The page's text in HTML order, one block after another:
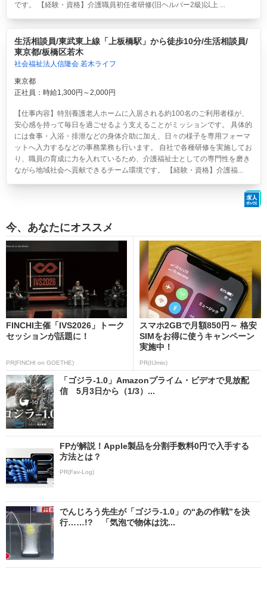
です。 【経験・資格】介護職員初任者研修(旧ヘルパー2級)以上 ...
生活相談員/東武東上線「上板橋駅」から徒歩10分/生活相談員/
東京都/板橋区若木
社会福祉法人信隆会 若木ライフ
東京都
正社員：時給1,300円～2,000円
【仕事内容】特別養護老人ホームに入居される約100名のご利用者様が、
安心感を持って毎日を過ごせるよう支えることがミッションです。 具体的
には食事・入浴・排泄などの身体介助に加え、日々の様子を専用フォーマ
ットへ入力するなどの事務業務も行います。 自社で各種研修を実施してお
り、職員の育成に力を入れているため、介護福祉士としての専門性を磨き
ながら地域社会へ貢献できるチーム環境です。 【経験・資格】介護福...
今、あなたにオススメ
FINCHI主催「IVS2026」トーク
セッションが話題に！
PR(FINCHI on GOETHE)
スマホ2GBで月額850円～ 格安
SIMをお得に使うキャンペーン
実施中！
PR(IIJmio)
「ゴジラ-1.0」Amazonプライム・ビデオで見放配
信 5月3日から（1/3）...
FPが解説！Apple製品を分割手数料0円で入手する
方法とは？
PR(Fav-Log)
でんじろう先生が「ゴジラ-1.0」の“あの作戦”を決
行……!? 「気泡で物体は沈...